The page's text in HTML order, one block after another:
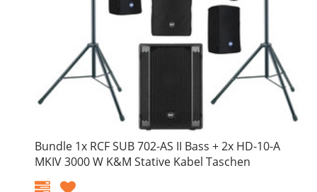
Bundle 1x RCF SUB 702-AS II Bass + 2x HD-10-A
MKIV 3000 W K&M Stative Kabel Taschen